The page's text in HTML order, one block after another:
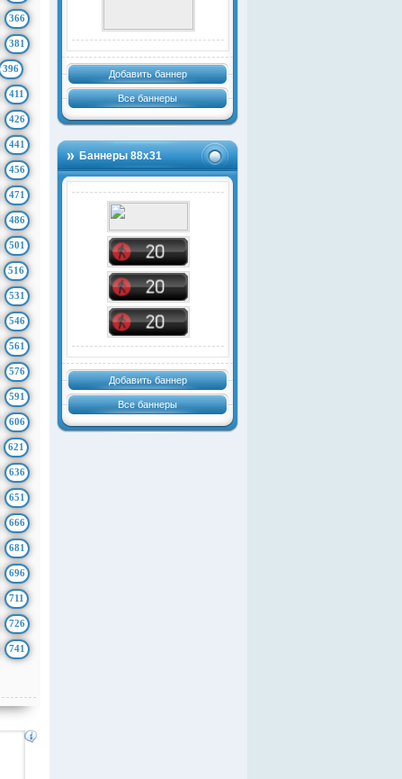
Добавить баннер
Все баннеры
Баннеры 88х31
Добавить баннер
Все баннеры
366
381
396
411
426
441
456
471
486
501
516
531
546
561
576
591
606
621
636
651
666
681
696
711
726
741